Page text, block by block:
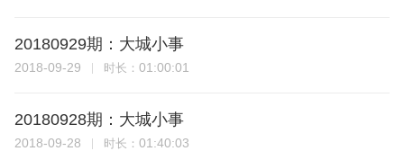
20180929期：大城小事
2018-09-29 时长： 01:00:01
20180928期：大城小事
2018-09-28 时长： 01:40:03